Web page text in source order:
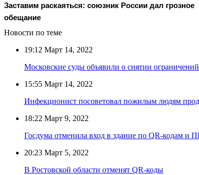
Заставим раскаяться: союзник России дал грозное
обещание
Новости по теме
19:12 Март 14, 2022
Московские суды объявили о снятии
15:55 Март 14, 2022
Инфекционист посоветовал пожилым людям
18:22 Март 9, 2022
Госдума отменила вход в здание по QR-кодам и
20:23 Март 5, 2022
В Ростовской области отменят QR-коды